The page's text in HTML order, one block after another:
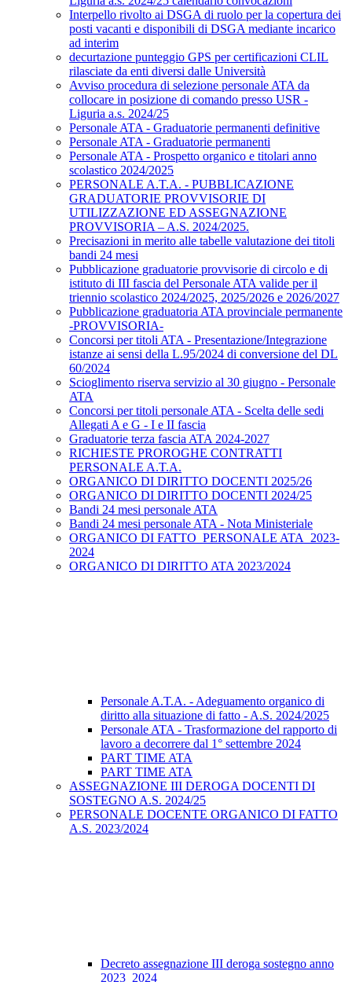
Interpello rivolto ai DSGA di ruolo per la copertura dei
posti vacanti e disponibili di DSGA mediante incarico
ad interim
decurtazione punteggio GPS per certificazioni CLIL
rilasciate da enti diversi dalle Università
Avviso procedura di selezione personale ATA da
collocare in posizione di comando presso USR -
Liguria a.s. 2024/25
Personale ATA - Graduatorie permanenti definitive
Personale ATA - Graduatorie permanenti
Personale ATA - Prospetto organico e titolari anno
scolastico 2024/2025
PERSONALE A.T.A. - PUBBLICAZIONE
GRADUATORIE PROVVISORIE DI
UTILIZZAZIONE ED ASSEGNAZIONE
PROVVISORIA – A.S. 2024/2025.
Precisazioni in merito alle tabelle valutazione dei titoli
bandi 24 mesi
Pubblicazione graduatorie provvisorie di circolo e di
istituto di III fascia del Personale ATA valide per il
triennio scolastico 2024/2025, 2025/2026 e 2026/2027
Pubblicazione graduatoria ATA provinciale permanente
-PROVVISORIA-
Concorsi per titoli ATA - Presentazione/Integrazione
istanze ai sensi della L.95/2024 di conversione del DL
60/2024
Scioglimento riserva servizio al 30 giugno - Personale
ATA
Concorsi per titoli personale ATA - Scelta delle sedi
Allegati A e G - I e II fascia
Graduatorie terza fascia ATA 2024-2027
RICHIESTE PROROGHE CONTRATTI
PERSONALE A.T.A.
ORGANICO DI DIRITTO DOCENTI 2025/26
ORGANICO DI DIRITTO DOCENTI 2024/25
Bandi 24 mesi personale ATA
Bandi 24 mesi personale ATA - Nota Ministeriale
ORGANICO DI FATTO_PERSONALE ATA_2023-
2024
ORGANICO DI DIRITTO ATA 2023/2024
Personale A.T.A. - Adeguamento organico di
diritto alla situazione di fatto - A.S. 2024/2025
Personale ATA - Trasformazione del rapporto di
lavoro a decorrere dal 1° settembre 2024
PART TIME ATA
PART TIME ATA
ASSEGNAZIONE III DEROGA DOCENTI DI
SOSTEGNO A.S. 2024/25
PERSONALE DOCENTE ORGANICO DI FATTO
A.S. 2023/2024
Decreto assegnazione III deroga sostegno anno
2023_2024